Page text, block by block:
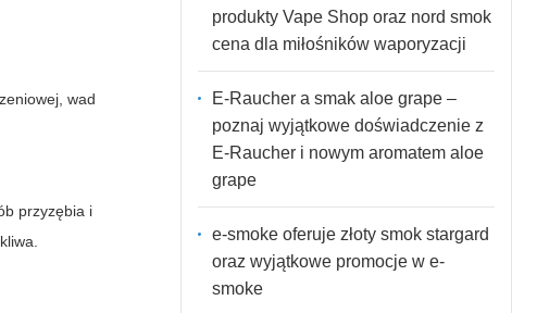
wad
przyzębia i
produkty Vape Shop oraz nord smok
cena dla miłośników waporyzacji
E-Raucher a smak aloe grape –
poznaj wyjątkowe doświadczenie z
E-Raucher i nowym aromatem aloe
grape
e-smoke oferuje złoty smok stargard
oraz wyjątkowe promocje w e-
smoke